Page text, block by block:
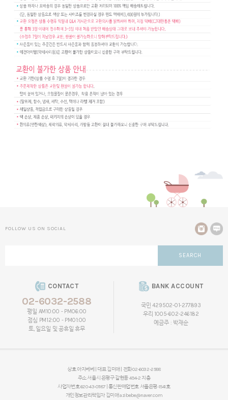
FOLLOW US ON SOCIAL
SEARCH
CONTACT
02-6032-2588
평일 AM10:00 - PM06:00
점심 PM12:00 - PM01:00
토, 일요일 및 공휴일 휴무
BANK ACCOUNT
국민 429502-01-277893
우리 1005-602-246182
예금주 : 박재순
상호 아지베베 | 대표 김미애 | 전화 02-6032-2588
주소 서울시 은평구 갈현동 494-2 지층
사업자번호 620-43-01187 | 통신판매업번호 서울은평-1541호
개인정보관리책임자 김미애azibebe@naver.com